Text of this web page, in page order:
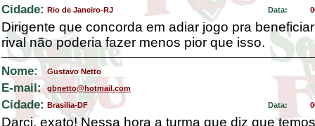
Cidade: Rio de Janeiro-RJ Data:
Dirigente que concorda em adiar jogo pra
rival não poderia fazer menos pior que isso.
Nome: Gustavo Netto
E-mail: gbnetto@hotmail.com
Cidade: Brasilia-DF Data:
Darci, exato! Nessa hora a turma que diz que